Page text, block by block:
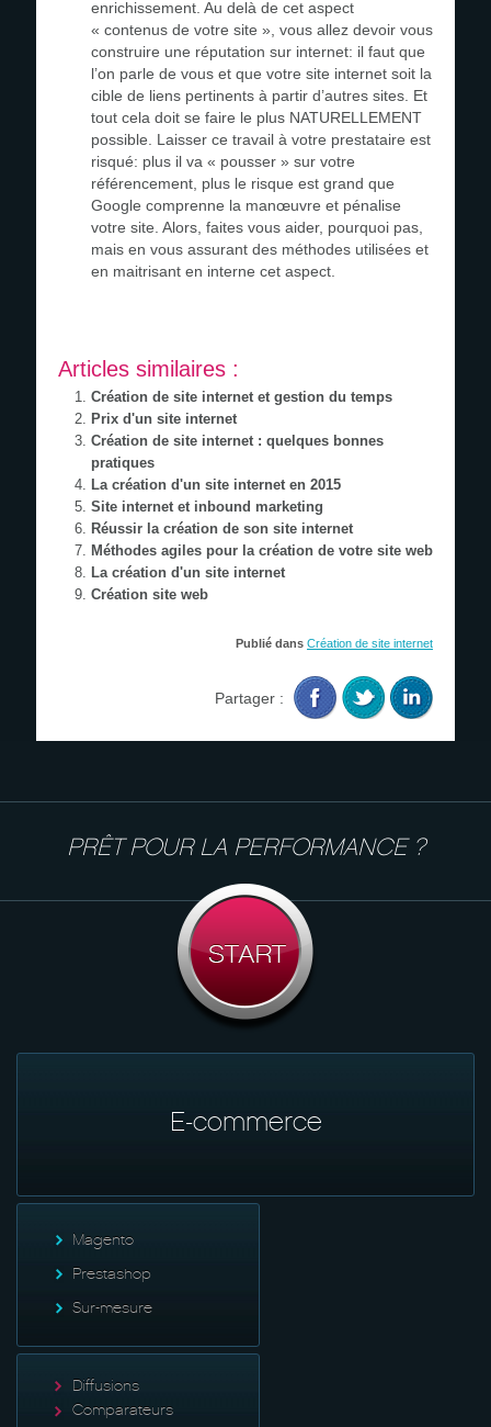
enrichissement. Au delà de cet aspect
« contenus de votre site », vous allez devoir vous
construire une réputation sur internet: il faut que
l’on parle de vous et que votre site internet soit la
cible de liens pertinents à partir d’autres sites. Et
tout cela doit se faire le plus NATURELLEMENT
possible. Laisser ce travail à votre prestataire est
risqué: plus il va « pousser » sur votre
référencement, plus le risque est grand que
Google comprenne la manœuvre et pénalise
votre site. Alors, faites vous aider, pourquoi pas,
mais en vous assurant des méthodes utilisées et
en maitrisant en interne cet aspect.
Articles similaires :
Création de site internet et gestion du temps
Prix d'un site internet
Création de site internet : quelques bonnes
pratiques
La création d'un site internet en 2015
Site internet et inbound marketing
Réussir la création de son site internet
Méthodes agiles pour la création de votre site web
La création d'un site internet
Création site web
Publié dans Création de site internet
Partager :
PRÊT POUR LA PERFORMANCE ?
E-commerce
Magento
Prestashop
Sur-mesure
Diffusions
Comparateurs